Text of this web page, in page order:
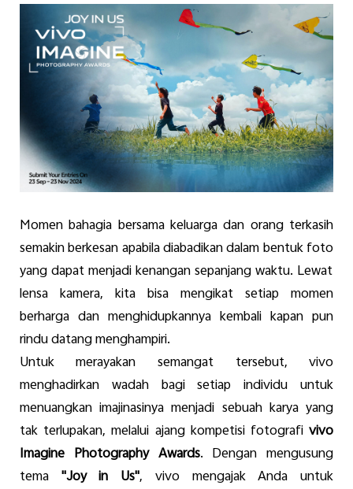
Momenbahagia bersama keluarga dan orang terkasih
semakinberkesanapabiladiabadikandalambentukfoto
yangdapatmenjadikenangansepanjangwaktu. Lewat
lensa kamera, kita bisa mengikat setiap momen
berhargadan menghidupkannya kembali kapan pun
rindudatangmenghampiri.
Untuk
merayakan semangat tersebut,vivo
menghadirkan wadah bagi setiap individu untuk
menuangkan imajinasinya menjadi sebuah karyayang
tak terlupakan,melalui ajang kompetisi fotografi vivo
Imagine Photography Awards. Dengan mengusung
tema "Joy in Us", vivo mengajakAndauntuk